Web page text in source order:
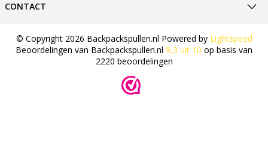
CONTACT
© Copyright 2026 Backpackspullen.nl Powered by Lightspeed
Beoordelingen van Backpackspullen.nl 9,3 uit 10 op basis van
2220 beoordelingen